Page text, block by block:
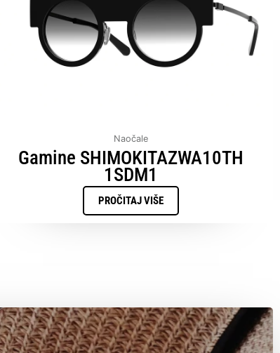
Naočale
Gamine SHIMOKITAZWA10TH
1SDM1
PROČITAJ VIŠE